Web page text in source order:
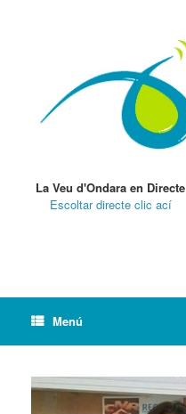
La Veu d'Ondara en Directe
Escoltar directe clic ací
Menú